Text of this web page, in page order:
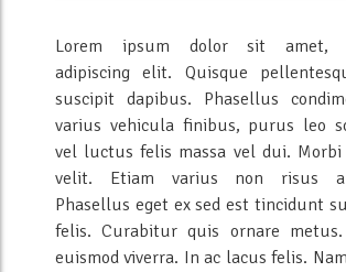
Lorem ipsum dolor sit amet,
adipiscing elit. Quisque
suscipit dapibus. Phasellus
varius vehicula finibus, purus leo
vel luctus felis massa vel dui.
velit. Etiam varius non risus a
Phasellus eget ex sed est tincidunt
felis. Curabitur quis ornare
euismod viverra. In ac lacus felis.